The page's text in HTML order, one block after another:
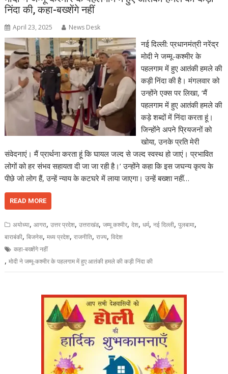
निंदा की, कहा-बख्शेंगे नहीं
April 23, 2025 News Desk
नई दिल्ली: प्रधानमंत्री नरेंद्र
मोदी ने जम्मू-कश्मीर के
पहलगाम में हुए आतंकी हमले की
कड़ी निंदा की है। मंगलवार को
उन्होंने एक्स पर लिखा, ‘मैं
पहलगाम में हुए आतंकी हमले की
कड़े शब्दों में निंदा करता हूं।
जिन्होंने अपने प्रियजनों को
खोया, उनके प्रति मेरी
संवेदनाएं। मैं प्रार्थना करता हूं कि घायल जल्द से जल्द स्वस्थ हो जाएं। प्रभावित
लोगों को हर संभव सहायता दी जा जा रही है।’ उन्होंने कहा कि इस जघन्य कृत्य के
पीछे जो लोग हैं, उन्हें न्याय के कटघरे में लाया जाएगा। उन्हें बख्शा नहीं…
READ MORE
अयोध्या,आगरा,उत्तर प्रदेश,उत्तराखंड,जम्मू कश्मीर,देश,धर्म,नई दिल्ली,पुलबामा,
बाराबंकी,बिजनेस,मध्य प्रदेश,राजनीति,राज्य,विदेश
कहा-बख्शेंगे नहीं
,मोदी ने जम्मू-कश्मीर के पहलगाम में हुए आतंकी हमले की कड़ी निंदा की